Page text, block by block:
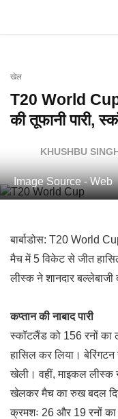
खेल
T20 World
की तूफानी पारी,
KHUSHBU
Image Source - Web
बार्बाडोस: T20 World
मैच में 5 विकेट से जीत
लीस्क ने शानदार बल्लेबाजी
कप्तान की नाबाद पारी
स्कॉटलैंड को 156 रनों का
हासिल कर लिया। बेरिंगटन
खेली। वहीं, माइकल लीस्क ने
खेलकर मैच का रुख बदल
क्रमशः 26 और 19 रनों का